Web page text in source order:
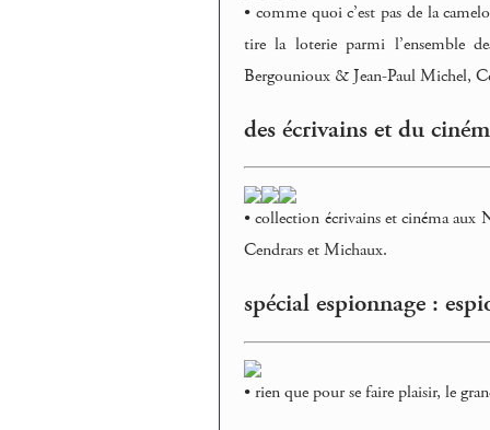
• comme quoi c’est pas de la
tire la loterie parmi l’ensemble
Bergounioux & Jean-Paul Michel,
des écrivains et du
• collection écrivains et cinéma aux
Cendrars et Michaux.
spécial espionnage :
• rien que pour se faire plaisir, le